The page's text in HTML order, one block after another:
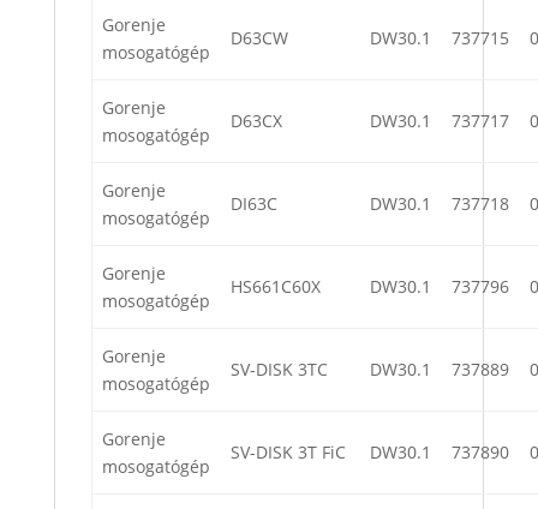
Gorenje
mosogatógép
D63CW DW30.1 737715
Gorenje
mosogatógép
D63CX DW30.1 737717
Gorenje
mosogatógép
DI63C DW30.1 737718
Gorenje
mosogatógép
HS661C60X DW30.1 737796
Gorenje
mosogatógép
SV-DISK 3TC DW30.1 737889
Gorenje
mosogatógép
SV-DISK 3T FiC DW30.1 737890